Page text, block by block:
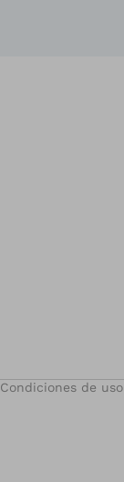
Condiciones de uso